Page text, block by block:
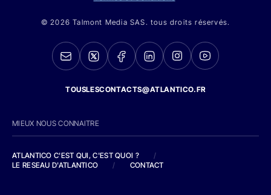
© 2026 Talmont Media SAS. tous droits réservés.
TOUSLESCONTACTS@ATLANTICO.FR
MIEUX NOUS CONNAITRE
ATLANTICO C'EST QUI, C'EST QUOI ?
/
LE RESEAU D'ATLANTICO
/ CONTACT